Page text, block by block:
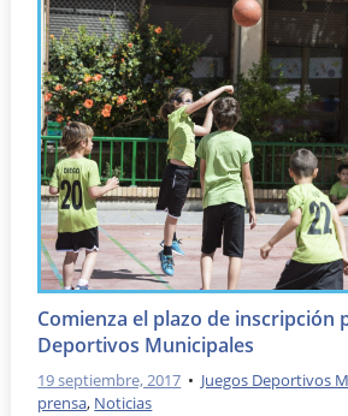
Comienza el plazo de inscripción
Deportivos Municipales
19 septiembre, 2017 • Juegos Deportivos
prensa, Noticias